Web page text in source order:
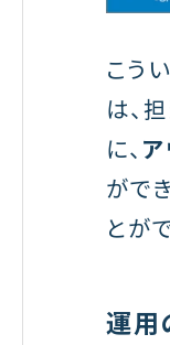
こう
は、
に、
がで
とが
運用